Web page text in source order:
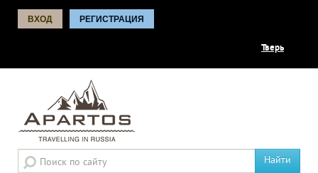
ВХОД РЕГИСТРАЦИЯ
Тверь
Найти